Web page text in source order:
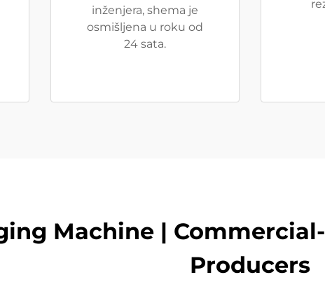
inženjera, shema je
osmišljena u roku od
24 sata.
Machine |
Producers